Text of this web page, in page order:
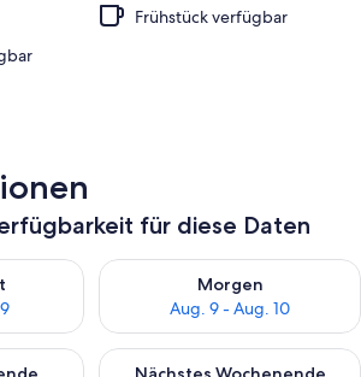
Frühstück verfügbar
für diese Daten
für heute Nacht, Aug. 8 - Aug. 9.
Morgen
Aug. 9 - Aug. 10
Überprüfe die Verfügbarkeit
für dieses Wochenende, Aug. 14
Überprüfe die Verfügbarkeit